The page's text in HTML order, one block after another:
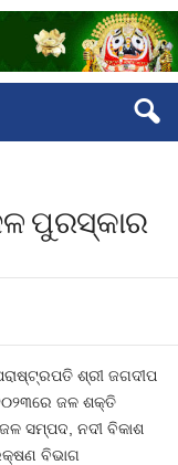
ପୁରସ୍କାର
ଶ୍ରୀ ଜଗଦୀପ
ଜଳ ଶକ୍ତି
ସମ୍ପଦ, ନଦୀ ବିକାଶ
ବିଭାଗ